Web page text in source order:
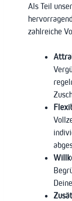
Als Teil
zahlreiche